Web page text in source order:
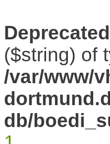
Deprecated
($string) of
/var/www/
db/